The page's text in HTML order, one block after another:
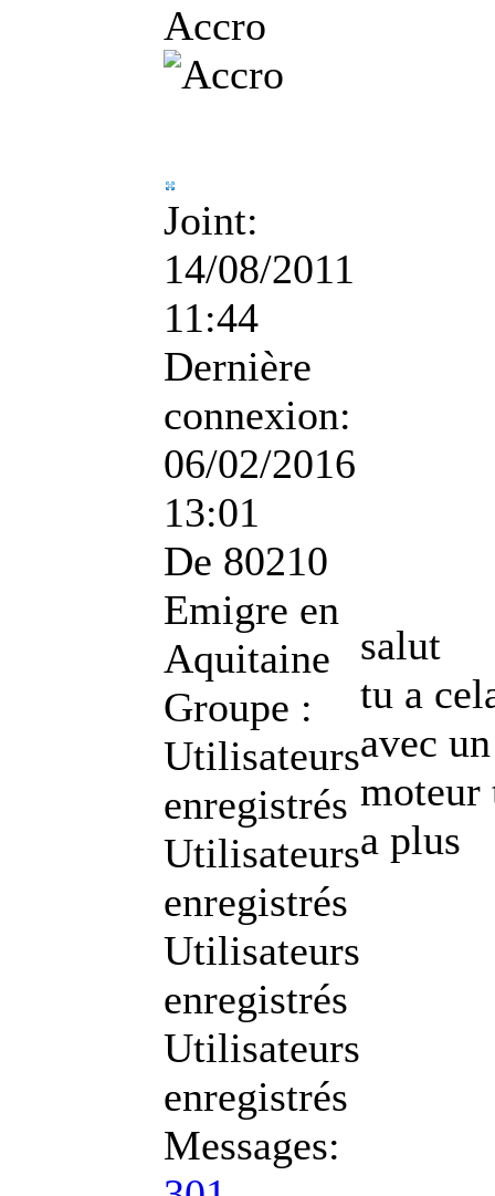
Accro
Joint:
14/08/2011
11:44
Dernière
connexion:
06/02/2016
13:01
De 80210
Emigre en
Aquitaine
Groupe :
Utilisateurs
enregistrés
Utilisateurs
enregistrés
Utilisateurs
enregistrés
Utilisateurs
enregistrés
Messages:
salut
tu a
avec
moteur
a plus